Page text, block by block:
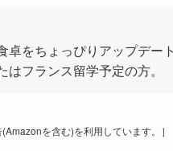
卓をちょっぴりアップデー
フランス留学予定の方。
を含む)を利用しています。］